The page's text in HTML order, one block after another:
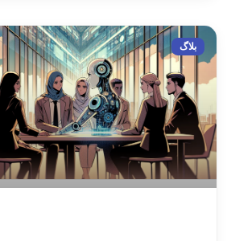
بلاگ